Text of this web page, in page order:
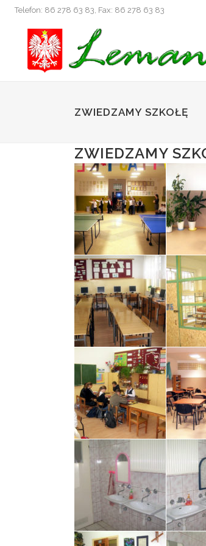
Telefon: 86 278 63 83, Fax: 86 278 63 83
ZWIEDZAMY SZKOŁĘ
ZWIEDZAMY